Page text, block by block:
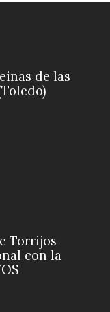
de las
Torrijos
con la